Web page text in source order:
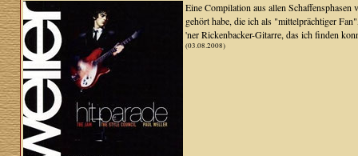
Eine Compilation aus allen
gehört habe, die ich als "mittelprächtiger
'ner Rickenbacker-Gitarre, das ich finden
(03.08.2008)